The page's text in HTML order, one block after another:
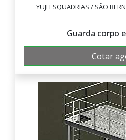
YUJI ESQUADRIAS / SÃO
Guarda corpo
Cotar